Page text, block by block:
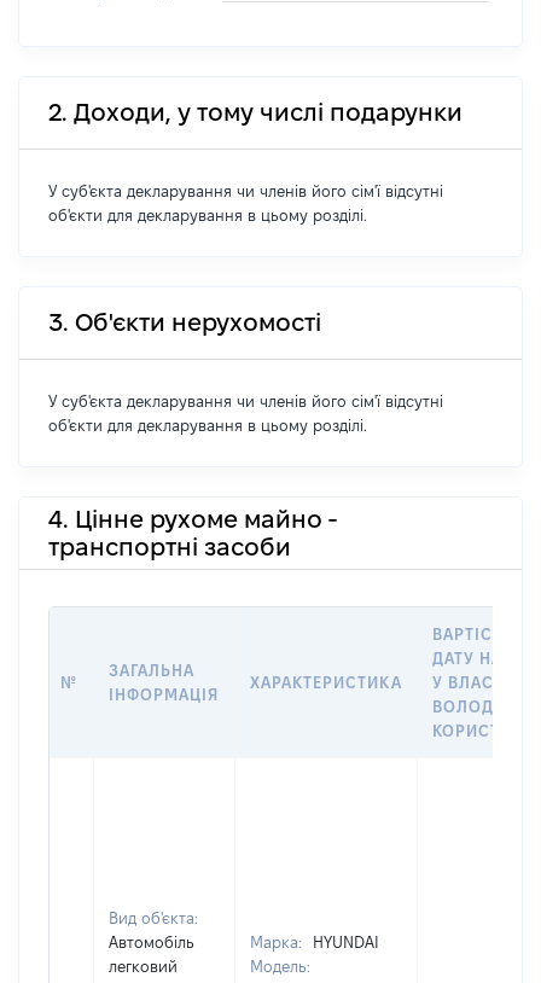
2. Доходи, у тому числі подарунки
У суб'єкта декларування чи членів його сім'ї відсутні
об'єкти для декларування в цьому розділі.
3. Об'єкти нерухомості
У суб'єкта декларування чи членів його сім'ї відсутні
об'єкти для декларування в цьому розділі.
4. Цінне рухоме майно -
транспортні засоби
№
ЗАГАЛЬНА
ІНФОРМАЦІЯ
ХАРАКТЕРИСТИКА
ВАРТІСТЬ НА
ДАТУ
У
ВОЛОДІННЯ
Вид об'єкта:
Автомобіль
легковий
Марка:
HYUNDAI
Модель: